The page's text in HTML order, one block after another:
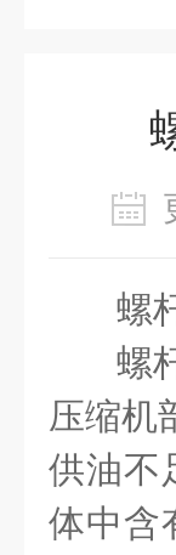
螺
螺
压缩机
供油不
体中含